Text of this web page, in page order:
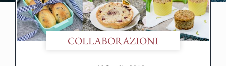
COLLABORAZIONI